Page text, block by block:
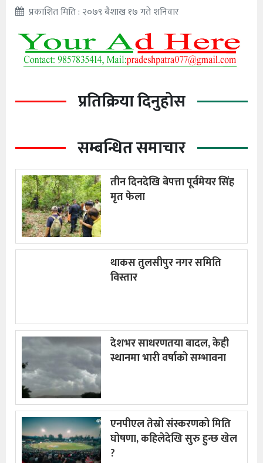
प्रकाशित मिति : २०७९ बैशाख १७ गते शनिवार
प्रतिक्रिया दिनुहोस
सम्बन्धित समाचार
तीन दिनदेखि बेपत्ता पूर्वमेयर सिंह
मृत फेला
थाकस तुलसीपुर नगर समिति
विस्तार
देशभर साधरणतया बादल, केही
स्थानमा भारी वर्षाको सम्भावना
एनपीएल तेस्रो संस्करणको मिति
घोषणा, कहिलेदेखि सुरु हुन्छ खेल
?